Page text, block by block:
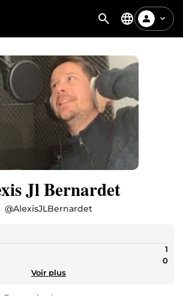
Jl Bernardet
@AlexisJLBernardet
1
0
Voir plus